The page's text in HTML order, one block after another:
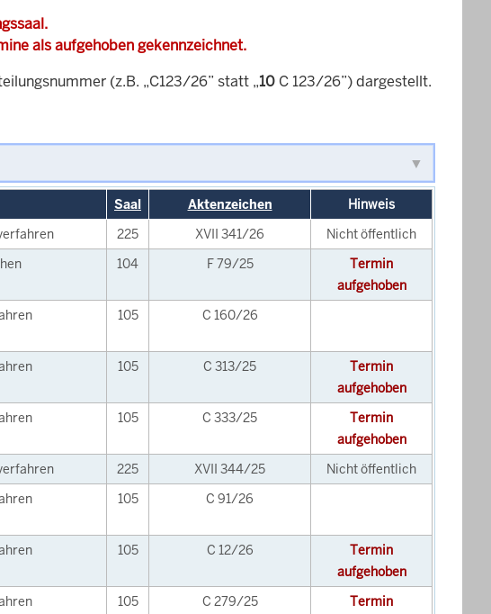
als aufgehoben gekennzeichnet.
(z.B. „C123/26” statt „10 C 123/26”) dargestellt.
Saal Aktenzeichen
Hinweis
225 XVII 341/26
Nicht öffentlich
104 F 79/25
Termin
aufgehoben
105 C 160/26
105 C 313/25
Termin
aufgehoben
105 C 333/25
Termin
aufgehoben
225 XVII 344/25
Nicht öffentlich
105 C 91/26
105 C 12/26
Termin
aufgehoben
105 C 279/25
Termin